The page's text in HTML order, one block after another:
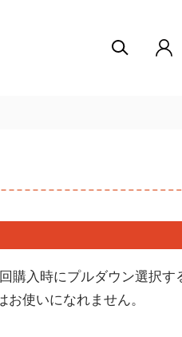
購入時にプルダウン選択す
使いになれません。